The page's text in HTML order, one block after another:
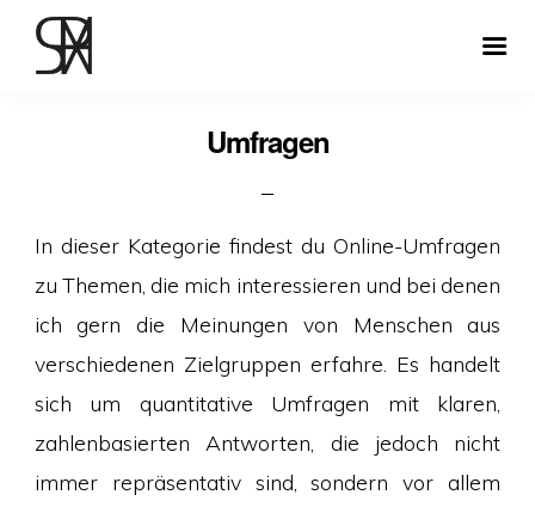
Umfragen
In dieser Kategorie findest du Online-Umfragen
zu Themen, die mich interessieren und bei denen
ich gern die Meinungen von Menschen aus
verschiedenen Zielgruppen erfahre. Es handelt
sich um quantitative Umfragen mit klaren,
zahlenbasierten Antworten, die jedoch nicht
immer repräsentativ sind, sondern vor allem